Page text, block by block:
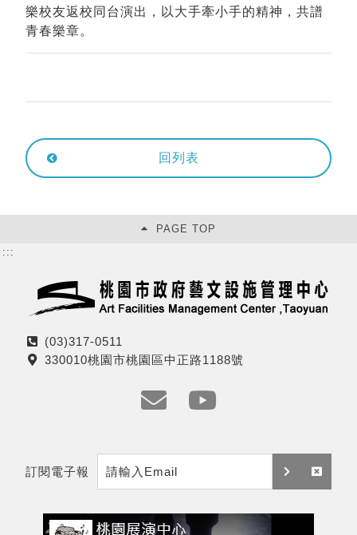
樂校友返校同台演出，以大手牽小手的精神，共譜
青春樂章。
回列表
PAGE TOP
:::
電
話
(03)317-0511
地
330010桃園市桃園區中正路1188號
m
a
i
t
訂閱電子報
訂 取